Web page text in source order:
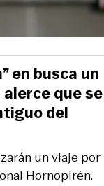
un viaje por
Hornopirén.
en busca un
que se
del